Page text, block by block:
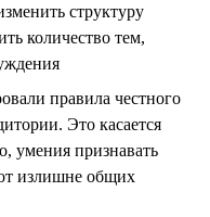
структуру
количество тем,
правила честного
Это касается
умения признавать
излишне общих